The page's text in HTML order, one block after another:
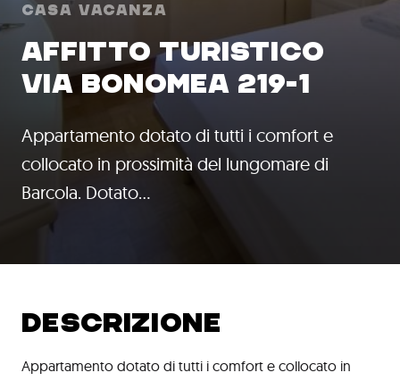
Casa Vacanza
AFFITTO TURISTICO
VIA BONOMEA 219-1
Appartamento dotato di tutti i comfort e
collocato in prossimità del lungomare di
Barcola. Dotato…
DESCRIZIONE
Appartamento dotato di tutti i comfort e collocato in